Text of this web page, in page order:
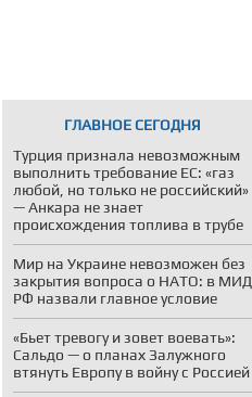
ГЛАВНОЕ СЕГОДНЯ
Турция признала невозможным
выполнить требование ЕС: «газ
любой, но только не российский»
— Анкара не знает
происхождения топлива в трубе
Мир на Украине невозможен без
закрытия вопроса о НАТО: в МИД
РФ назвали главное условие
«Бьет тревогу и зовет воевать»:
Сальдо — о планах Залужного
втянуть Европу в войну с Россией